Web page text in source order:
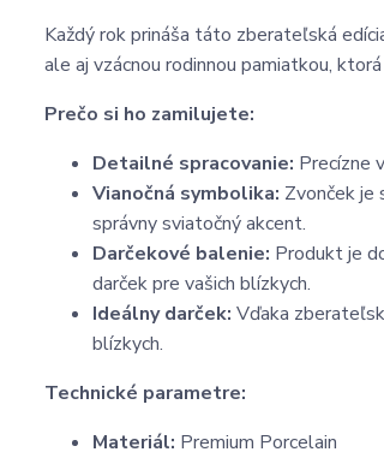
Každý rok prináša táto zberateľská
ale aj vzácnou rodinnou pamiatkou,
Prečo si ho zamilujete:
Detailné spracovanie: Precízne
Vianočná symbolika: Zvonček je
správny sviatočný akcent.
Darčekové balenie: Produkt je
darček pre vašich blízkych.
Ideálny darček: Vďaka
blízkych.
Technické parametre:
Materiál: Premium Porcelain